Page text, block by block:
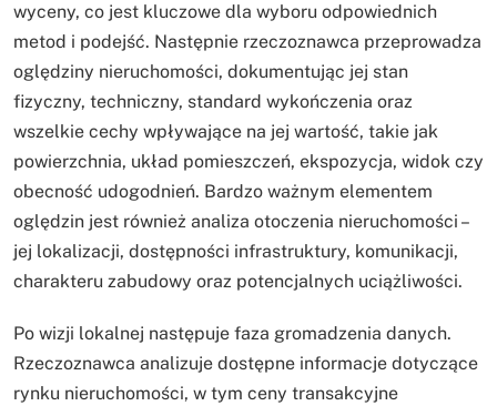
wyceny, co jest kluczowe dla wyboru odpowiednich
metod i podejść. Następnie rzeczoznawca przeprowadza
oględziny nieruchomości, dokumentując jej stan
fizyczny, techniczny, standard wykończenia oraz
wszelkie cechy wpływające na jej wartość, takie jak
powierzchnia, układ pomieszczeń, ekspozycja, widok czy
obecność udogodnień. Bardzo ważnym elementem
oględzin jest również analiza otoczenia nieruchomości –
jej lokalizacji, dostępności infrastruktury, komunikacji,
charakteru zabudowy oraz potencjalnych uciążliwości.
Po wizji lokalnej następuje faza gromadzenia danych.
Rzeczoznawca analizuje dostępne informacje dotyczące
rynku nieruchomości, w tym ceny transakcyjne